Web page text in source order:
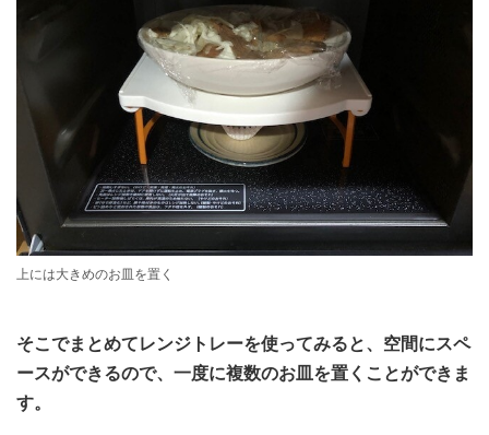
上には大きめのお皿を置く
そこでまとめてレンジトレーを使ってみると、空間にスペ
ースができるので、一度に複数のお皿を置くことができま
す。